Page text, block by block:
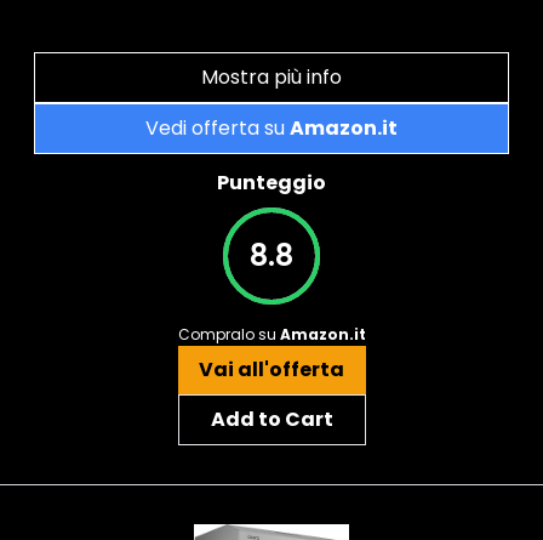
Mostra più info
Vedi offerta suAmazon.it
Punteggio
8.8
Compralo su Amazon.it
Vai all'offerta
Add to Cart